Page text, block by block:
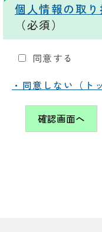
個人情報の取り
（必須）
同意する
・同意しない（ト